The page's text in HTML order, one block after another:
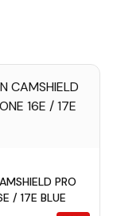
PRO
/ 17E BLUE